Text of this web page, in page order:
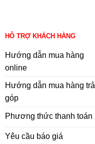
HỖ TRỢ KHÁCH HÀNG
Hướng dẫn mua hàng
online
Hướng dẫn mua hàng trả
góp
Phương thức thanh toán
Yêu cầu báo giá